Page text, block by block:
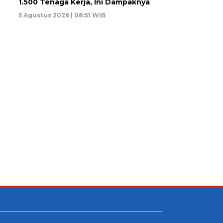
1.500 Tenaga Kerja, Ini Dampaknya
5 Agustus 2026 | 08:51 WIB